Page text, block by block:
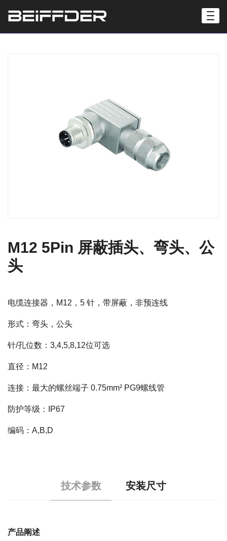
M12 5Pin 屏蔽插头、弯头、公
头
电缆连接器，M12，5 针，带屏蔽，非预连线
形式：弯头，公头
针/孔位数：3,4,5,8,12位可选
直径：M12
连接：最大的螺丝端子 0.75mm² PG9螺线管
防护等级：IP67
编码：A,B,D
技术参数 安装尺寸
产品阐述